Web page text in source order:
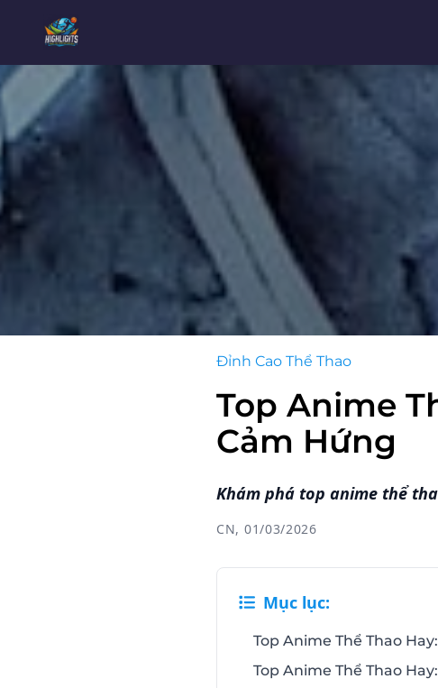
Đỉnh Cao Thể Thao
Top Anime
Cảm Hứng
Khám phá top anime thể
CN, 01/03/2026
Mục lục:
Top Anime Thể Thao
Top Anime Thể Thao